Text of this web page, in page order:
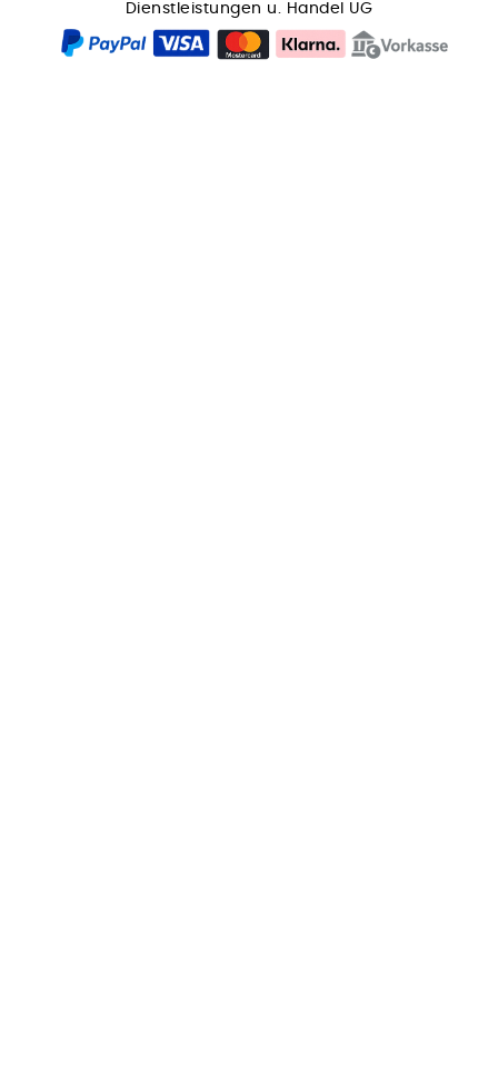
Dienstleistungen u. Handel UG